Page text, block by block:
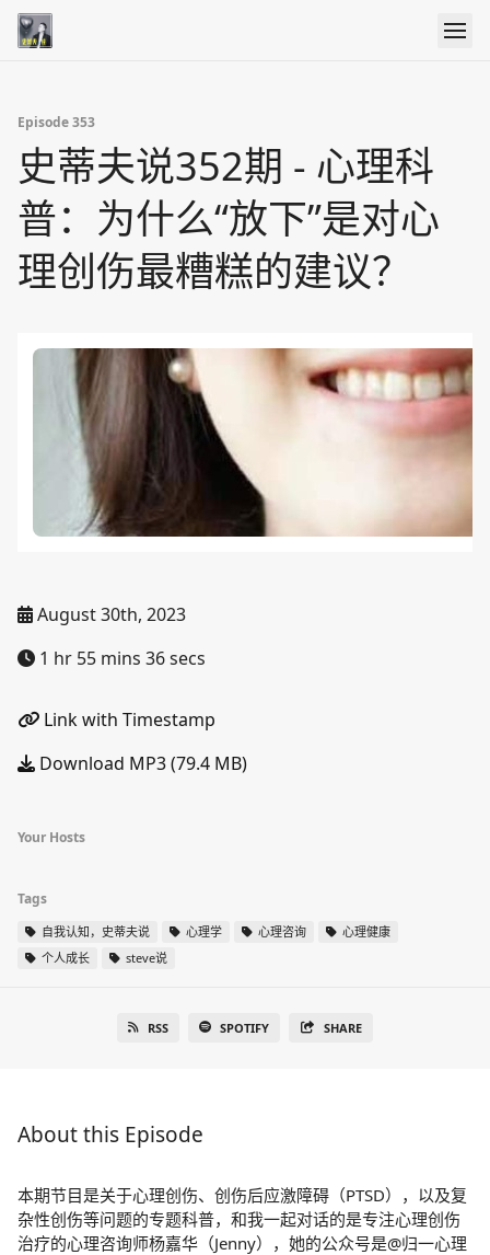
Episode 353
史蒂夫说352期 - 心理科
普：为什么“放下”是对心
理创伤最糟糕的建议？
August 30th, 2023
1 hr 55 mins 36 secs
Link with Timestamp
Download MP3 (79.4 MB)
Your Hosts
Tags
自我认知，史蒂夫说 心理学 心理咨询
心理健康
个人成长
steve说
RSS SPOTIFY SHARE
About this Episode
本期节目是关于心理创伤、创伤后应激障碍（PTSD），以及复
杂性创伤等问题的专题科普，和我一起对话的是专注心理创伤
治疗的心理咨询师杨嘉华（Jenny），她的公众号是@归一心理